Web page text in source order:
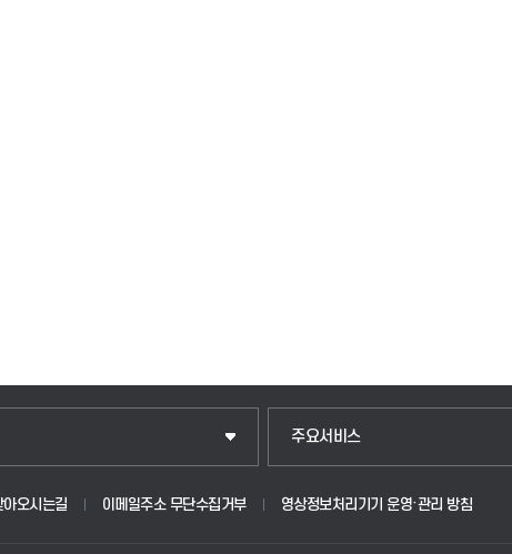
주요서비스
입학안내
웹메일
아오시는길 이메일주소 무단수집거부 영상정보처리기기 운영·관리 방침